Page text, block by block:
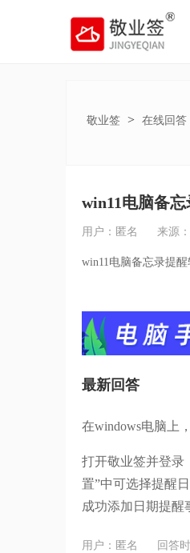
敬业签 > 在线回答
win11电脑备
用户：匿名 来源
win11电脑备忘录提
最新回答
在windows电脑上
打开敬业签并登录
置”中可选择提醒
成功添加日期提醒
用户：匿名 回答